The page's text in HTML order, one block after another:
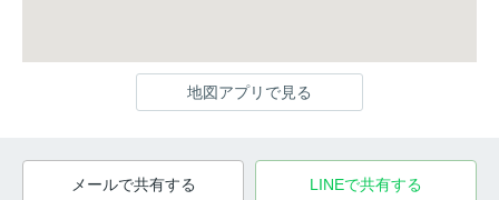
地図アプリで見る
メールで共有する LINEで共有する